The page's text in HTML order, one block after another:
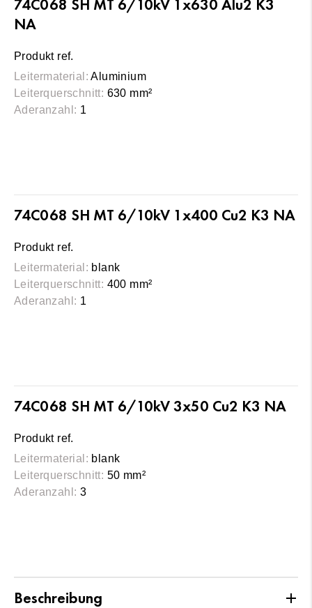
74C068 SH MT 6/10kV 1x630 Alu2 K3
NA
Produkt ref.
Leitermaterial: Aluminium
Leiterquerschnitt: 630 mm²
Aderanzahl: 1
74C068 SH MT 6/10kV 1x400 Cu2 K3 NA
Produkt ref.
Leitermaterial: blank
Leiterquerschnitt: 400 mm²
Aderanzahl: 1
74C068 SH MT 6/10kV 3x50 Cu2 K3 NA
Produkt ref.
Leitermaterial: blank
Leiterquerschnitt: 50 mm²
Aderanzahl: 3
Beschreibung